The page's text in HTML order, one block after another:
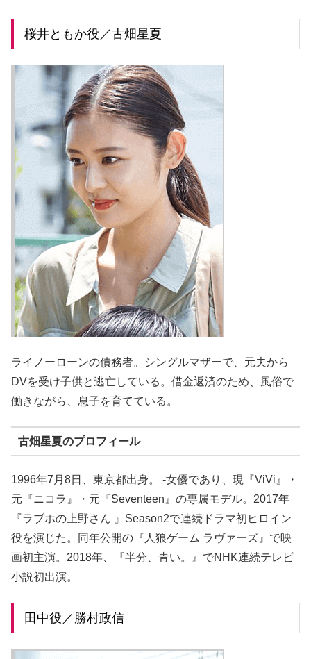
桜井ともか役／古畑星夏
ライノーローンの債務者。シングルマザーで、元夫から
DVを受け子供と逃亡している。借金返済のため、風俗で
働きながら、息子を育てている。
古畑星夏のプロフィール
1996年7月8日、東京都出身。 -女優であり、現『ViVi』・
元『ニコラ』・元『Seventeen』の専属モデル。2017年
『ラブホの上野さん 』Season2で連続ドラマ初ヒロイン
役を演じた。同年公開の『人狼ゲーム ラヴァーズ』で映
画初主演。2018年、『半分、青い。』でNHK連続テレビ
小説初出演。
田中役／勝村政信